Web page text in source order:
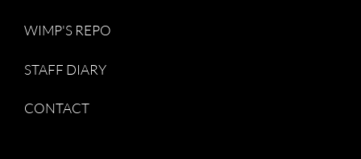
WIMP'S REPO
STAFF DIARY
CONTACT